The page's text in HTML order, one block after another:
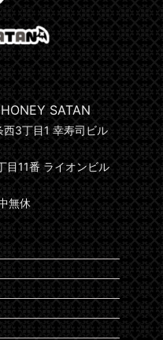
SATAN
西3丁目1 幸寿司ビル
目11番 ライオンビル
無休